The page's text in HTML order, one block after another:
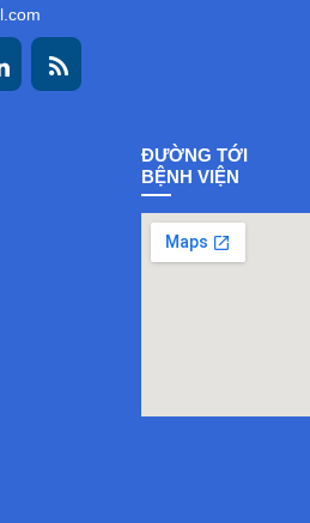
ĐƯỜNG TỚI
BỆNH VIỆN